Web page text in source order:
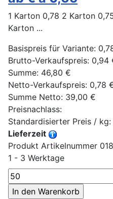
1 Karton 0,78 2 Karton
Karton ...
Basispreis für Variante:
Brutto-Verkaufspreis: 0,94
Summe: 46,80 €
Netto-Verkaufspreis: 0,78
Summe Netto: 39,00 €
Preisnachlass:
Standardisierter Preis / kg:
Lieferzeit
Produkt Artikelnummer
1 - 3 Werktage